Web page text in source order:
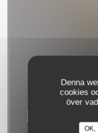
Denna
cookies
över
OK,